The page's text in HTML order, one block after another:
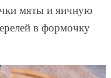
мяты и яичную
в формочку